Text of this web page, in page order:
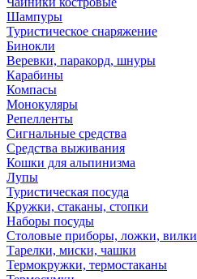
Шампуры
Туристическое снаряжение
Бинокли
Веревки, паракорд, шнуры
Карабины
Компасы
Монокуляры
Репелленты
Сигнальные средства
Средства выживания
Кошки для альпинизма
Лупы
Туристическая посуда
Кружки, стаканы, стопки
Наборы посуды
Столовые приборы, ложки, вилки
Тарелки, миски, чашки
Термокружки, термостаканы